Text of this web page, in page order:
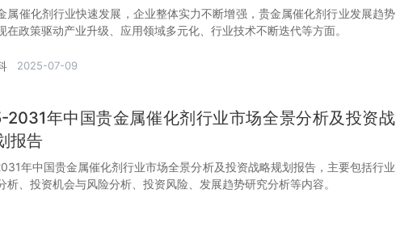
属催化剂行业快速发展，企业整体实力不断增强，贵金属催化剂行业发展趋势
在政策驱动产业升级、应用领域多元化、行业技术不断迭代等方面。
2025-07-09
2031年中国贵金属催化剂行业市场全景分析及投资战
报告
年中国贵金属催化剂行业市场全景分析及投资战略规划报告，主要包括行业
析、投资机会与风险分析、投资风险、发展趋势研究分析等内容。